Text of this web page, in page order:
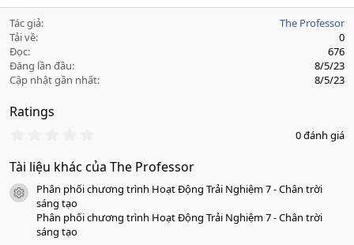
Tác giả
The Professor
Tải về
0
Đọc
676
Đăng lần đầu
8/5/23
Cập nhật gần nhất
8/5/23
Ratings
0
0
a
0 đánh giá
Tài liệu khác của The Professor
icon tài liệu
Phân phối chương trình Hoạt Động Trải Nghiệm 7 - Chân trời
sáng tạo
Phân phối chương trình Hoạt Động Trải Nghiệm 7 - Chân trời
sáng tạo